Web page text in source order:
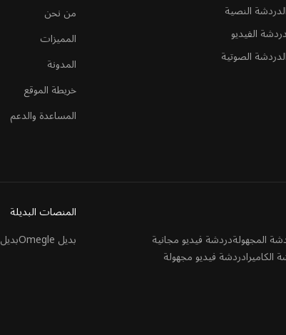
الدردشة النصية
دردشة الفيديو
الدردشة الصوتية
من نحن
المميزات
المدونة
خريطة الموقع
المساعدة والدعم
المجهولةدردشة فيديو مجانية
الكاميرادردشة فيديو مجهولة
المنصات البديلة
بديل Omegle
بديل Chatroulette